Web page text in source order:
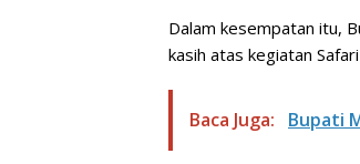
Dalam kesempatan itu,
kasih atas kegiatan
Baca Juga: Bupati